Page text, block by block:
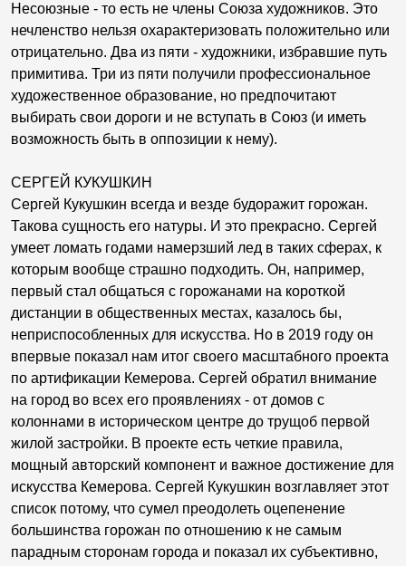
Несоюзные - то есть не члены Союза художников. Это
нечленство нельзя охарактеризовать положительно или
отрицательно. Два из пяти - художники, избравшие путь
примитива. Три из пяти получили профессиональное
художественное образование, но предпочитают
выбирать свои дороги и не вступать в Союз (и иметь
возможность быть в оппозиции к нему).
СЕРГЕЙ КУКУШКИН
Сергей Кукушкин всегда и везде будоражит горожан.
Такова сущность его натуры. И это прекрасно. Сергей
умеет ломать годами намерзший лед в таких сферах, к
которым вообще страшно подходить. Он, например,
первый стал общаться с горожанами на короткой
дистанции в общественных местах, казалось бы,
неприспособленных для искусства. Но в 2019 году он
впервые показал нам итог своего масштабного проекта
по артификации Кемерова. Сергей обратил внимание
на город во всех его проявлениях - от домов с
колоннами в историческом центре до трущоб первой
жилой застройки. В проекте есть четкие правила,
мощный авторский компонент и важное достижение для
искусства Кемерова. Сергей Кукушкин возглавляет этот
список потому, что сумел преодолеть оцепенение
большинства горожан по отношению к не самым
парадным сторонам города и показал их субъективно,